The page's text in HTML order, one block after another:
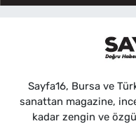
Sayfa16, Bursa ve
sanattan magazine,
kadar zengin ve